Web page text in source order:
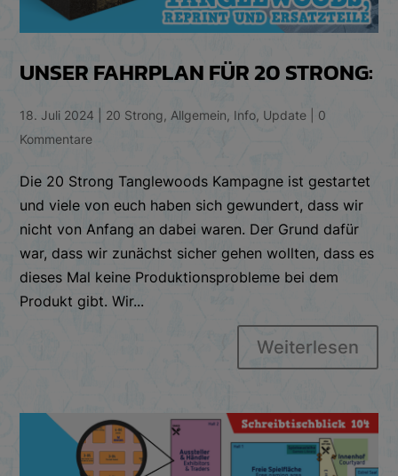
UNSER FAHRPLAN FÜR 20 STRONG:
18. Juli 2024 20 Strong, Allgemein, Info, Update
0
Kommentare
Die 20 Strong Tanglewoods Kampagne ist gestartet
und viele von euch haben sich gewundert, dass wir
nicht von Anfang an dabei waren. Der Grund dafür
war, dass wir zunächst sicher gehen wollten, dass es
dieses Mal keine Produktionsprobleme bei dem
Produkt gibt. Wir...
Weiterlesen